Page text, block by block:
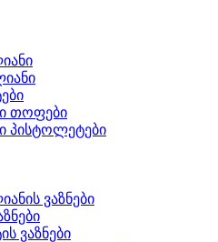
თოფები
პისტოლეტები
ვაზნები
ვაზნები